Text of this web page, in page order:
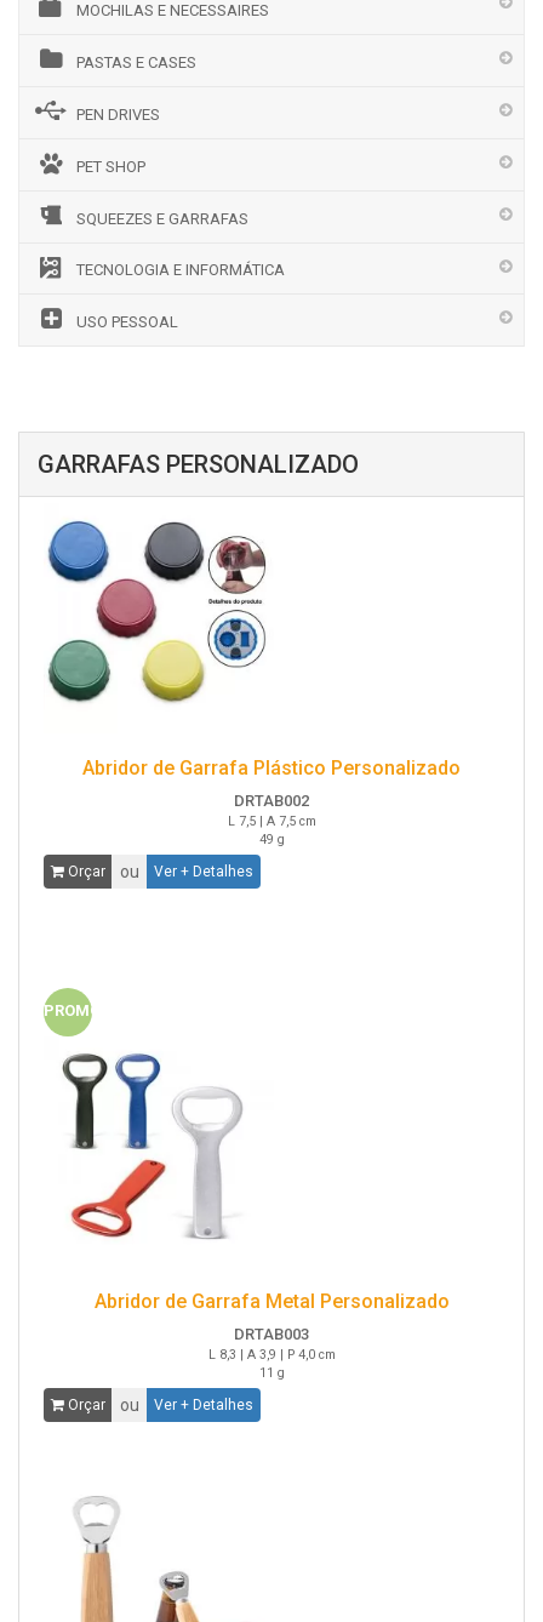
MOCHILAS E NECESSAIRES
PASTAS E CASES
PEN DRIVES
PET SHOP
SQUEEZES E GARRAFAS
TECNOLOGIA E INFORMÁTICA
USO PESSOAL
GARRAFAS PERSONALIZADO
Abridor de Garrafa Plástico Personalizado
DRTAB002
L 7,5 | A 7,5 cm
49 g
Orçar ou Ver + Detalhes
PROMO
Abridor de Garrafa Metal Personalizado
DRTAB003
L 8,3 | A 3,9 | P 4,0 cm
11 g
Orçar ou Ver + Detalhes